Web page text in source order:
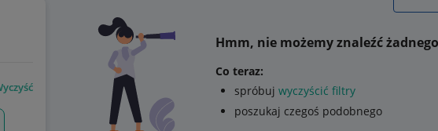
Hmm, nie możemy znaleźć
Co teraz:
spróbuj wyczyścić filtry
poszukaj czegoś podobnego